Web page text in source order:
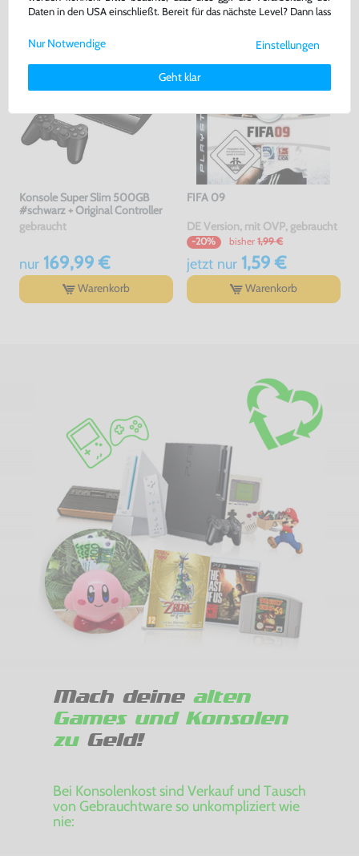
Konsole Super Slim 500GB
#schwarz + Original Controller
gebraucht
nur169,99 €
Warenkorb
FIFA 09
DE Version, mit OVP, gebraucht
-20% bisher 1,99 €
jetzt nur1,59 €
Warenkorb
Mach deine alten
Games und Konsolen
zuGeld!
Bei Konsolenkost sind Verkauf und Tausch
von Gebrauchtware so unkompliziert wie
nie:
Daten in den USA einschließt. Bereit für das nächste Level? Dann lass
Weitere Informationen zu den von uns verwendeten Cookies und
Deinen Rechten als Nutzer findest Du in unsererDaten­schutz­
Impressum.
Einstellungen
Geht klar
Nur Notwendige